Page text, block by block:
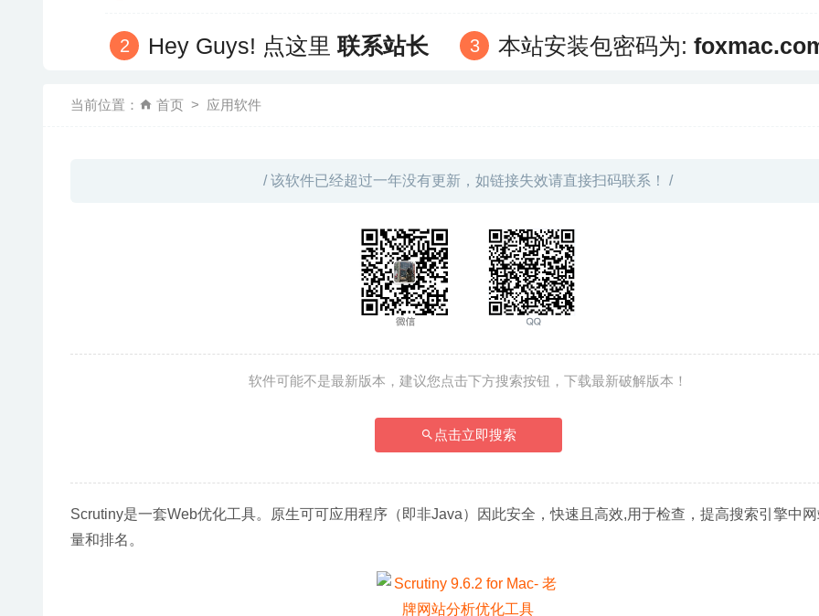
Hey Guys! 点这里联系站长 本站安装包密码为:
当前位置： 首页 应用软件
/ 该软件已经超过一年没有更新，如链接失效请直接扫码联系！ /
软件可能不是最新版本，建议您点击下方搜索按钮，下载最新破解版本！
点击立即搜索
Scrutiny是一套Web优化工具。原生可可应用程序（即非Java）因此安全，快速且高效,用于检查，提高搜索引擎中
量和排名。